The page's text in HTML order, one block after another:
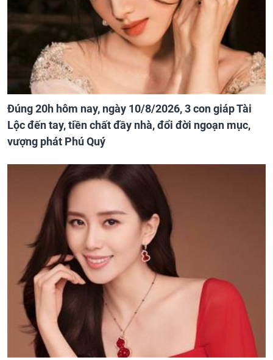
Đúng 20h hôm nay, ngày 10/8/2026, 3 con giáp Tài
Lộc đến tay, tiền chất đầy nhà, đổi đời ngoạn mục,
vượng phát Phú Quý